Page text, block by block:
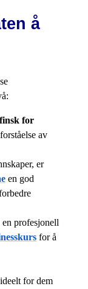
å
for
av
er
en god
profesjonell
for å
for dem